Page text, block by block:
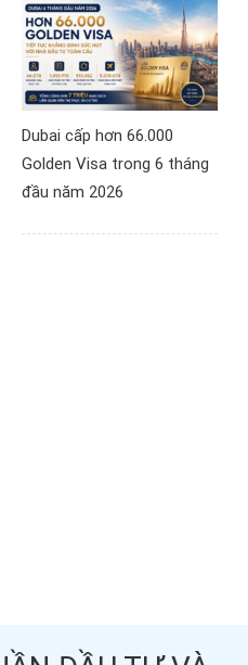
Dubai cấp hơn 66.000
Golden Visa trong 6 tháng
đầu năm 2026